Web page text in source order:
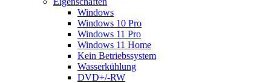
Windows
Windows 10 Pro
Windows 11 Pro
Windows 11 Home
Kein Betriebssystem
Wasserkühlung
DVD+/-RW